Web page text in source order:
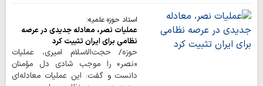
استاد حوزه علمیه:
عملیات نصر، معادله جدیدی در عرصه
نظامی برای ایران تثبیت کرد
حوزه/ حجت‌الاسلام امیری، عملیات
«نصر» را موجب شادی دل مؤمنان
دانست و گفت: این عملیات معادله‌ای